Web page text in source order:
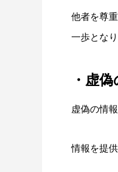
他者を尊
一歩となり
・虚
虚偽の情
情報を提